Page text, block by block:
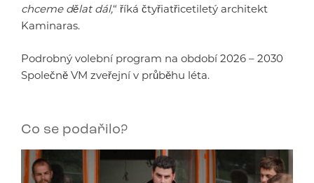
chceme dělat dál,“ říká čtyřiatřicetiletý architekt
Kaminaras.
Podrobný volební program na období 2026 – 2030
Společně VM zveřejní v průběhu léta.
Co se podařilo?